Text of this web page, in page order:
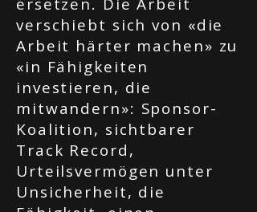
verschiebt sich von «die
Arbeit härter machen» zu
«in Fähigkeiten
investieren, die
mitwandern»: Sponsor-
Koalition, sichtbarer
Track Record,
Urteilsvermögen unter
Unsicherheit, die